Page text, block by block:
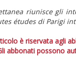
riunisce gli
études di Parigi
è riservata agli
abbonati possono